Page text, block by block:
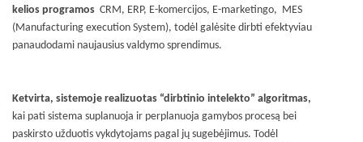
kelios programos CRM, ERP, E-komercijos, E-marketingo, MES
(Manufacturing execution System), todėl galėsite dirbti efektyviau
panaudodami naujausius valdymo sprendimus.
Ketvirta, sistemoje realizuotas “dirbtinio intelekto” algoritmas,
kai pati sistema suplanuoja ir perplanuoja gamybos procesą bei
paskirsto užduotis vykdytojams pagal jų sugebėjimus. Todėl